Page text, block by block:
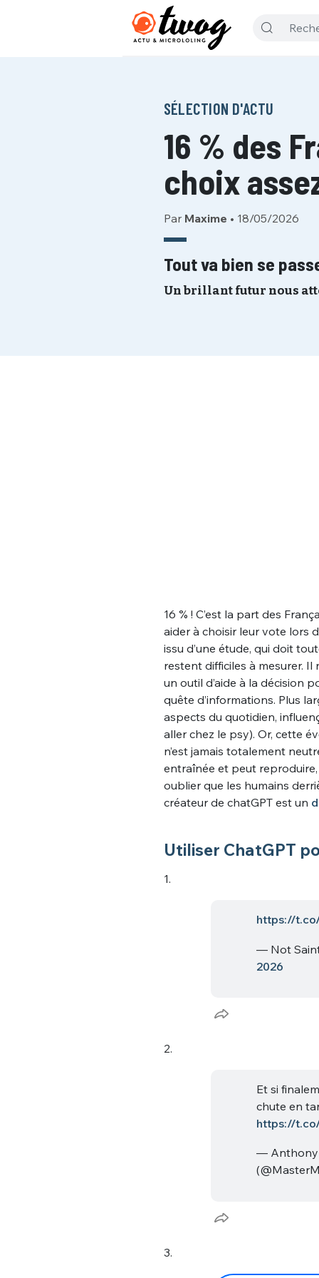
SÉLECTION D'ACTU
16 % des
choix
Par Maxime • 18/05/2026
Tout va bien se
Un brillant futur nous
16 % ! C’est la part des
aider à choisir leur vote lors
issu d’une étude, qui doit
restent difficiles à mesurer. Il
un outil d’aide à la décision
quête d’informations. Plus
aspects du quotidien,
aller chez le psy). Or, cette
n’est jamais totalement
entraînée et peut
oublier que les humains
créateur de chatGPT est un
Utiliser ChatGPT
1.
https://
— Not
2026
2.
Et si
chute en
https://
— Anthony
3.